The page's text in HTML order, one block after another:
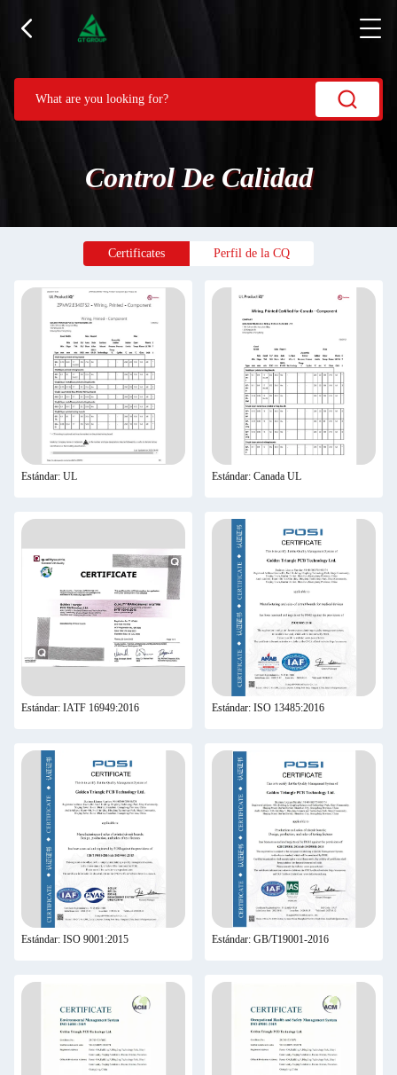
Control De Calidad
Certificates Perfil de la CQ
Estándar: UL Estándar: Canada UL
Estándar: IATF 16949:2016 Estándar: ISO 13485:2016
Estándar: ISO 9001:2015 Estándar: GB/T19001-2016